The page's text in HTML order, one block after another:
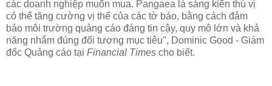
các doanh nghiệp muốn mua. Pangaea là sáng kiến thú vị
có thể tăng cường vị thế của các tờ báo, bằng cách đảm
bảo môi trường quảng cáo đáng tin cậy, quy mô lớn và khả
năng nhắm đúng đối tượng mục tiêu", Dominic Good - Giám
đốc Quảng cáo tại Financial Times cho biết.